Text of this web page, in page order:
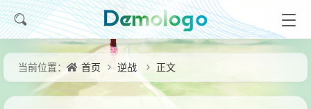
当前位置： 首页 逆战 正文